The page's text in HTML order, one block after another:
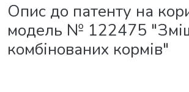
Опис до патенту на
модель № 122475
комбінованих кормів"